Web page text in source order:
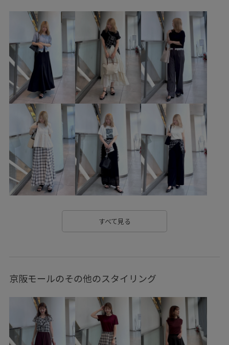
26SSlightouter_4 26SSカナパシリーズ 2WAYで使える
checkshaggy_l3 Exclusive_GW mefitBAG
ROPÉPICNIC_TIMESALE RP25AW RP26SS
RP26SS着映えトップス UVカット WEB限定
Web限定カラー お手入れしやすい
お気に入りアイテム_pickup お気に入り急上昇_pickup
きちんと感 きれいめ こなれ感 さらりとした
みんながチェックしているアイテム_pickup インソール
オフィス オフィスカジュアル カジュアル
サイズ調整 サステナブル
シンプルなニット シンプルコーデ ジャガード
ジャケット ジレ スタイルアップ ストラップ
ストレスフリー ストレッチ性 スニーカー
セットアップ セットアップ対象商品 タンクトップ
すべて見る
京阪モールのその他のスタイリング